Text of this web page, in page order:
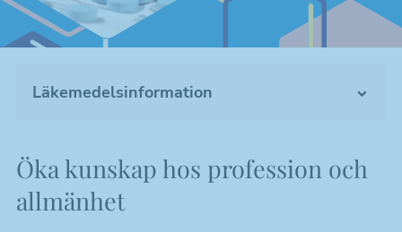
Läkemedelsinformation
Platsannonser
Sektioner
Öka kunskap hos profession och
allmänhet